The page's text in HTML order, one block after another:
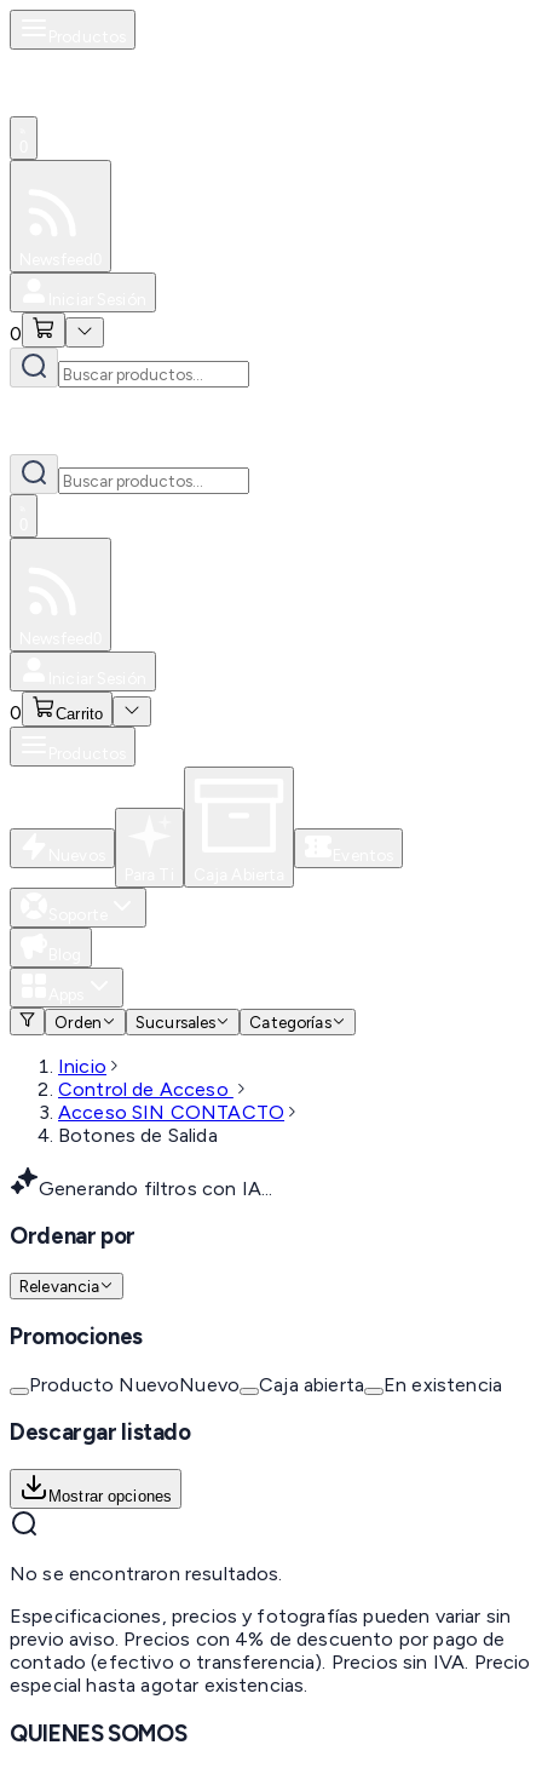
0
0 Carrito
Orden
Sucursales Categorías
Inicio
Control de Acceso
Acceso SIN CONTACTO
Botones de Salida
Generando filtros con IA...
Ordenar por
Relevancia
Promociones
Producto NuevoNuevo Caja abierta En existencia
Descargar listado
Mostrar opciones
No se encontraron resultados.
Especificaciones, precios y fotografías pueden variar sin
previo aviso. Precios con 4% de descuento por pago de
contado (efectivo o transferencia). Precios sin IVA. Precio
especial hasta agotar existencias.
QUIENES SOMOS